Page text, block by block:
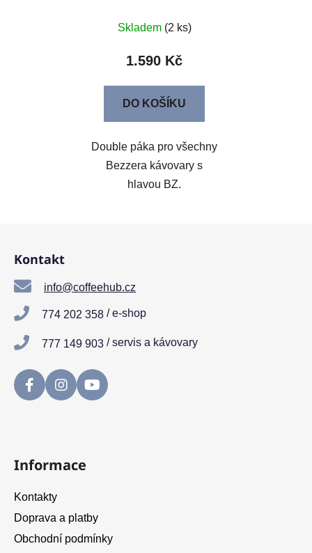
Skladem (2 ks)
1.590 Kč
DO KOŠÍKU
Double páka pro všechny
Bezzera kávovary s
hlavou BZ.
Kontakt
info@coffeehub.cz
774 202 358 / e-shop
777 149 903 / servis a kávovary
Informace
Kontakty
Doprava a platby
Obchodní podmínky